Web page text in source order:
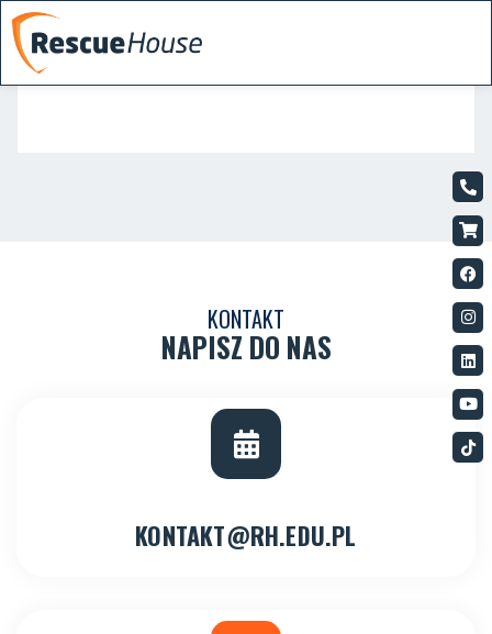
KONTAKT
NAPISZ DO NAS
KONTAKT@RH.EDU.PL